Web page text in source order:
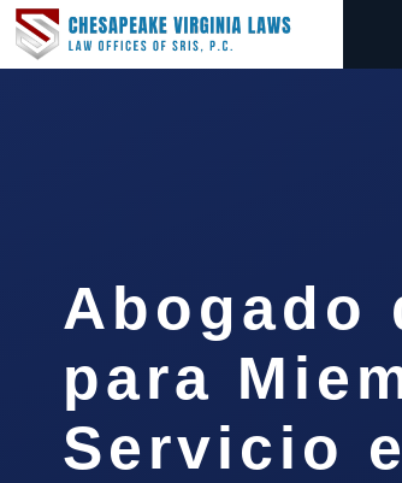
Abogado
para
Servicio